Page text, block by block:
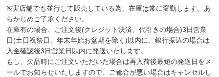
※実店舗でも並行して販売している為、在庫は常に変動します。あ
らかじめご了承ください。
在庫有の場合、ご注文後(クレジット決済、代引きの場合)3日営業
日(土日祝祭日、年末年始お盆期を除く)以内に、銀行振込の場合は
入金確認後3日営業日以内に発送いたします。
もし、欠品時にご注文いただいた場合は再入荷後最短の発送日をメ
ールでお知らせいたしますので、ご都合が悪い場合はキャンセルし